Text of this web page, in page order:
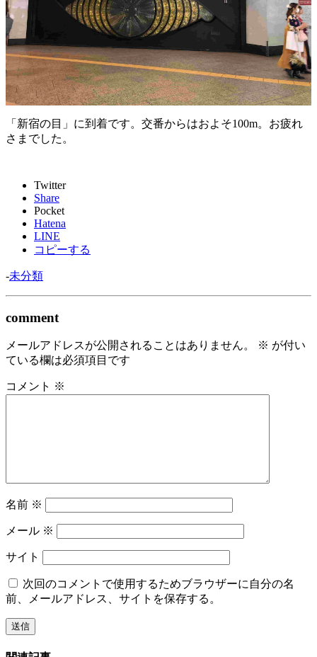
「新宿の目」に到着です。交番からはおよそ100m。お疲れ
さまでした。
Twitter
Share
Pocket
Hatena
LINE
コピーする
-未分類
comment
メールアドレスが公開されることはありません。 ※ が付い
ている欄は必須項目です
コメント ※
名前 ※
メール ※
サイト
次回のコメントで使用するためブラウザーに自分の名
前、メールアドレス、サイトを保存する。